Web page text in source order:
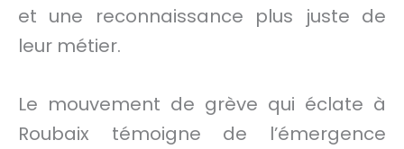
et une reconnaissance plus juste de
leur métier.
Le mouvement de grève qui éclate à
Roubaix témoigne de l’émergence